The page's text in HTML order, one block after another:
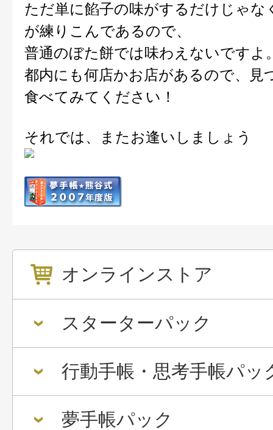
オンラインストア
スターターパック
行動手帳・思考手帳パッ
夢手帳パック
ただ単に餡子の味がするだけじゃな
が練りこんであるので、
普通のぼた餅では味わえないですよ
都内にも何店かお店があるので、見
食べてみてください！
それでは、またお逢いしましょう